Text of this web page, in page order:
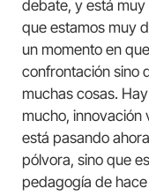
debate, y está
que estamos muy
un momento en
confrontación sino
muchas cosas.
mucho, innovación
está pasando
pólvora, sino que
pedagogía de